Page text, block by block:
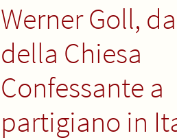
Werner Goll,
della Chiesa
Confessante a
partigiano in